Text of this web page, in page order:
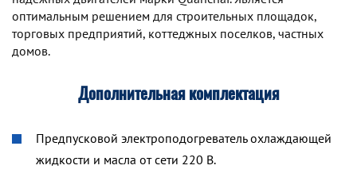
оптимальным решением для строительных площадок,
торговых предприятий, коттеджных поселков, частных
домов.
Дополнительная комплектация
Предпусковой электроподогреватель охлаждающей
жидкости и масла от сети 220 В.